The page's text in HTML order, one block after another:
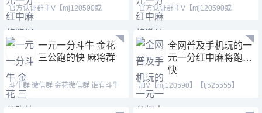
官方认证群主V【mj120590或
tj525555】【ab120590】（一
官方认证群主V【mj120590或
tj525555】【ab120590】（一
一元一分斗牛 金花
三公跑的快 麻将群
斗牛群 微信群 金花微信群 谁有斗牛
群？我有斗牛群
全网普及手机玩的一
元一分红中麻将跑得
快
加V【mj120590】【tj525555】
【ab120590】加不上微信